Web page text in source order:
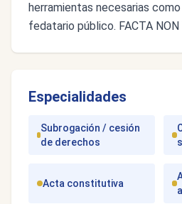
herramientas necesarias
fedatario público. FACTA NON
Especialidades
Subrogación / cesión
de derechos
Acta constitutiva